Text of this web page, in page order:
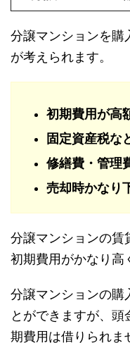
分譲マンションを購
が考えられます。
初期費用が高
固定資産税な
修繕費・管理
売却時かなり
分譲マンションの賃
初期費用がかなり高
分譲マンションの購
とができますが、
期費用は借りられま